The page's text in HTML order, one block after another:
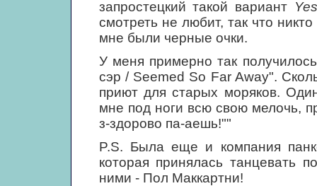
запростецкий такой вариант
смотреть не любит, так что
мне были черные очки.
У меня примерно так
сэр / Seemed So Far Away".
приют для старых моряков.
мне под ноги всю свою мелочь,
з-здорово па-аешь!""
P.S. Была еще и компания
которая принялась танцевать
ними - Пол Маккартни!